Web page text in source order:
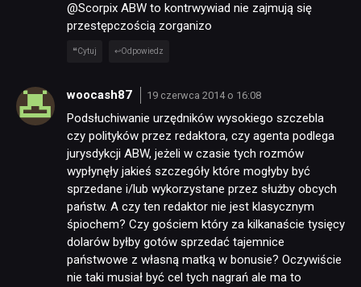
@Scorpix ABW to kontrwywiad nie zajmują się
przestępczością zorganizo
Cytuj Odpowiedz
woocash87 19 czerwca 2014 o 16:08
Podsłuchiwanie urzędników wysokiego szczebla
czy polityków przez redaktora, czy agenta podlega
jurysdykcji ABW, jeżeli w czasie tych rozmów
wypłynęły jakieś szczegóły które mogłyby być
sprzedane i/lub wykorzystane przez służby obcych
państw. A czy ten redaktor nie jest klasycznym
śpiochem? Czy gościem który za kilkanaście tysięcy
dolarów byłby gotów sprzedać tajemnice
państwowe z własną matką w bonusie? Oczywiście
nie taki musiał być cel tych nagrań ale ma to